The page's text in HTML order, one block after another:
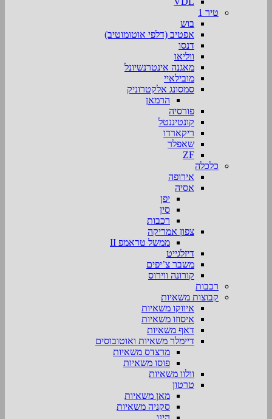
טיר 1
בוש
אפטיב (דלפי אוטומוטיב)
דנסו
ווליאו
מאגנה אינטרנשיונל
מובילאיי
סמסונג אלקטרוניק
הרמאן
פורסיה
קונטיננטל
ריקארדו
שאפלר
ZF
כלכלה
אירופה
אסיה
יפן
סין
רכבות
צפון אמריקה
ממשל טראמפ II
דיזלגייט
משבר צ’יפים
קורונה ווירוס
רכבות
קבוצות משאיות
איווקו משאיות
איסוזו משאיות
דאף משאיות
דיימלר משאיות ואוטובוסים
מרצדס משאיות
פוסו משאיות
וולוו משאיות
טרטון
מאן משאיות
סקניה משאיות